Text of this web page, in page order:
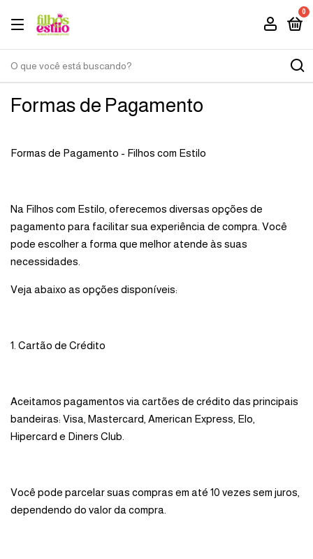
0
Formas de Pagamento
Formas de Pagamento - Filhos com Estilo
Na Filhos com Estilo, oferecemos diversas opções de
pagamento para facilitar sua experiência de compra. Você
pode escolher a forma que melhor atende às suas
necessidades.
Veja abaixo as opções disponíveis:
1. Cartão de Crédito
Aceitamos pagamentos via cartões de crédito das principais
bandeiras: Visa, Mastercard, American Express, Elo,
Hipercard e Diners Club.
Você pode parcelar suas compras em até 10 vezes sem juros,
dependendo do valor da compra.